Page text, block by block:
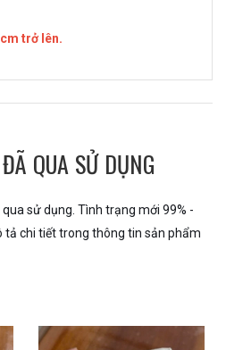
trở lên.
QUA SỬ DỤNG
sử dụng. Tình trạng mới 99% -
tả chi tiết trong thông tin sản phẩm